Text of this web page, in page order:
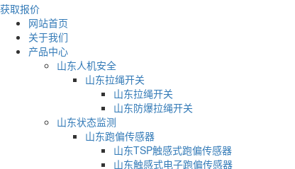
获取报价
网站首页
关于我们
产品中心
山东人机安全
山东拉绳开关
山东拉绳开关
山东防爆拉绳开关
山东状态监测
山东跑偏传感器
山东TSP触感式跑偏传感器
山东触感式电子跑偏传感器